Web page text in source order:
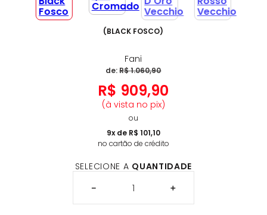
(BLACK FOSCO)
Fani
de:R$1.060,90
R$ 909,90
(à vista no pix)
ou
9x de R$ 101,10
no cartão de crédito
SELECIONE A QUANTIDADE
＋
－